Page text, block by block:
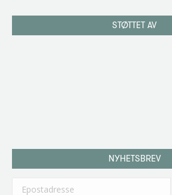
STØTTET AV
NYHETSBREV